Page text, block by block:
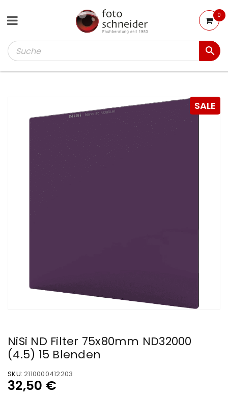
0
SALE
NiSi ND Filter 75x80mm ND32000
(4.5) 15 Blenden
SKU: 2110000412203
32,50 €